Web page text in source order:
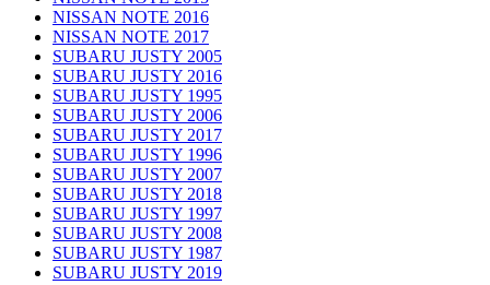
NISSAN NOTE 2016
NISSAN NOTE 2017
SUBARU JUSTY 2005
SUBARU JUSTY 2016
SUBARU JUSTY 1995
SUBARU JUSTY 2006
SUBARU JUSTY 2017
SUBARU JUSTY 1996
SUBARU JUSTY 2007
SUBARU JUSTY 2018
SUBARU JUSTY 1997
SUBARU JUSTY 2008
SUBARU JUSTY 1987
SUBARU JUSTY 2019